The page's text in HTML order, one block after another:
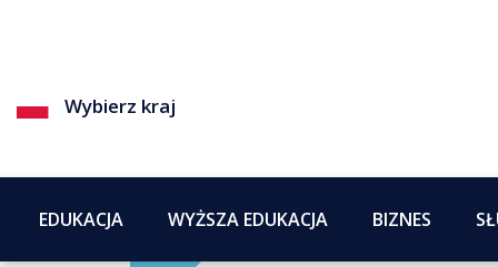
Wybierz kraj
EDUKACJA WYŻSZA EDUKACJA BIZNES